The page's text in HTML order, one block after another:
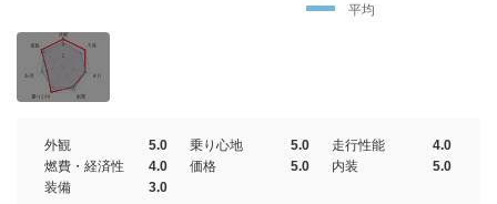
平均
外観 5.0 乗り心地 5.0 走行性能
4.0
燃費・経済性
4.0 価格 5.0 内装
5.0
装備
3.0